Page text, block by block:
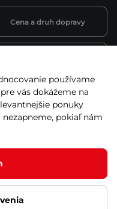
nie je zaradený v
Cena a druh dopravy
Reklamácie a záruka
práva vyhradené
používame
vás dokážeme na
ponuky
pokiaľ nám